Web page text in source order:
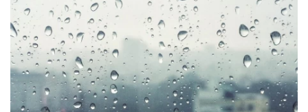
schemos
Papildomai teikiamos paslaugos
gyventojams
Nuotekų išvežimas
Skundų nagrinėjimas neteismine tvarka
Papildomai teikiamos paslaugos verslui
DUK: Skolos
DUK: Nuotolinė apskaita
DUK: Apsaugos zonos